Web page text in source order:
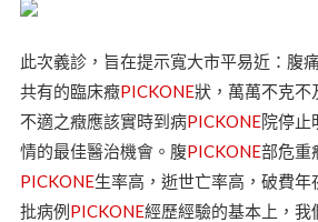
此次義診，旨在提示寬大市平易近：腹
共有的臨床癥PICKONE狀，萬萬不克不
不適之癥應該實時到病PICKONE院停止
情的最佳醫治機會。腹PICKONE部危重
PICKONE生率高，逝世亡率高，破費
批病例PICKONE經歷經驗的基本上，我